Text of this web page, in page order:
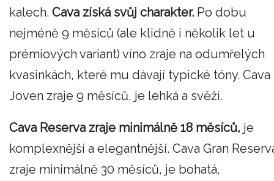
kalech. Cava získá svůj charakter. Po dobu
nejméně 9 měsíců (ale klidně i několik let u
prémiových variant) víno zraje na odumřelých
kvasinkách, které mu dávají typické tóny. Cava
Joven zraje 9 měsíců, je lehká a svěží.
Cava Reserva zraje minimálně 18 měsíců, je
komplexnější a elegantnější. Cava Gran
zraje minimálně 30 měsíců, je bohatá,